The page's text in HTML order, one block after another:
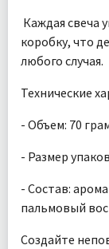
Каждая свеча
коробку, что
любого случая.
Технические
- Объем: 70
- Размер
- Состав:
пальмовый
Создайте